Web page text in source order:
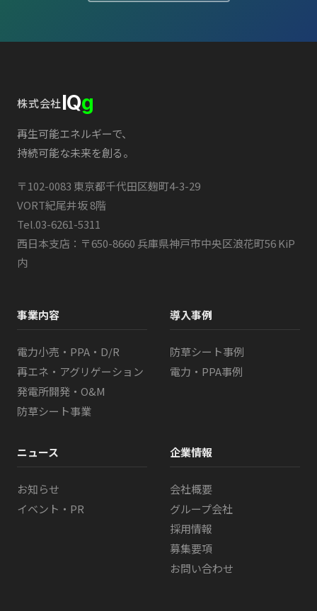
株式会社IQg
再生可能エネルギーで、
持続可能な未来を創る。
〒102-0083 東京都千代田区麹町4-3-29
VORT紀尾井坂 8階
Tel.03-6261-5311
西日本支店：〒650-8660 兵庫県神戸市中央区浪花町56 KiP
内
事業内容
電力小売・PPA・D/R
再エネ・アグリゲーション
発電所開発・O&M
防草シート事業
導入事例
防草シート事例
電力・PPA事例
ニュース
お知らせ
イベント・PR
企業情報
会社概要
グループ会社
採用情報
募集要項
お問い合わせ